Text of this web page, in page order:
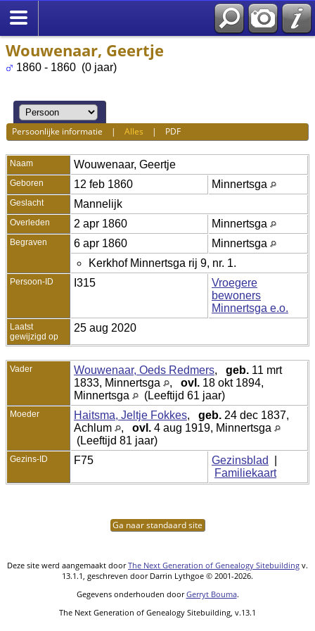
Wouwenaar, Geertje
1860 - 1860 (0 jaar)
Persoonlijke informatie |Alles | PDF
Naam Wouwenaar, Geertje
Geboren 12 feb 1860 Minnertsga
Geslacht Mannelijk
Overleden 2 apr 1860 Minnertsga
Begraven 6 apr 1860
Minnertsga
Kerkhof Minnertsga rij 9, nr. 1.
Persoon-ID I315
Vroegere
bewoners
Minnertsga e.o.
Laatst
gewijzigd op
25 aug 2020
Vader Wouwenaar, Oeds Redmers, geb. 11 mrt
1833, Minnertsga
, ovl. 18 okt 1894,
Minnertsga
(Leeftijd 61 jaar)
Moeder Haitsma, Jeltje Fokkes, geb. 24 dec 1837,
Achlum
, ovl. 4 aug 1919, Minnertsga
(Leeftijd 81 jaar)
Gezins-ID F75 Gezinsblad
Familiekaart
Ga naar standaard site
Deze site werd aangemaakt doorThe Next Generation of Genealogy Sitebuilding v.
13.1.1, geschreven door Darrin Lythgoe © 2001-2026.
Gegevens onderhouden doorGerryt Bouma.
The Next Generation of Genealogy Sitebuilding, v.13.1